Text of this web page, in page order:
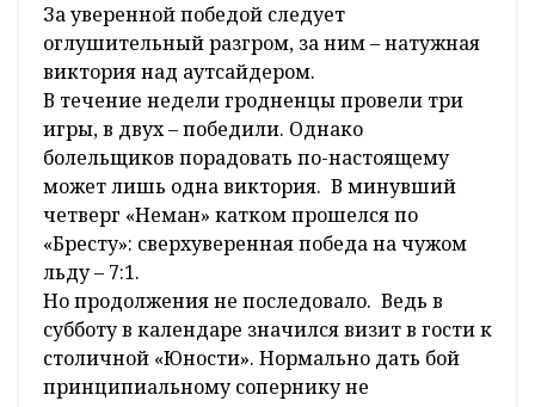
За уверенной победой следует
оглушительный разгром, за ним – натужная
виктория над аутсайдером.
В течение недели гродненцы провели три
игры, в двух – победили. Однако
болельщиков порадовать по-настоящему
может лишь одна виктория. В минувший
четверг «Неман» катком прошелся по
«Бресту»: сверхуверенная победа на чужом
льду – 7:1.
Но продолжения не последовало. Ведь в
субботу в календаре значился визит в гости к
столичной «Юности». Нормально дать бой
принципиальному сопернику не